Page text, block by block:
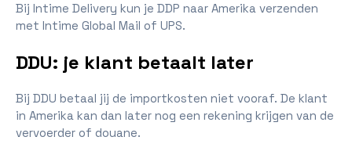
Bij Intime Delivery kun je DDP naar Amerika verzenden
met Intime Global Mail of UPS.
DDU: je klant betaalt later
Bij DDU betaal jij de importkosten niet vooraf. De klant
in Amerika kan dan later nog een rekening krijgen van de
vervoerder of douane.